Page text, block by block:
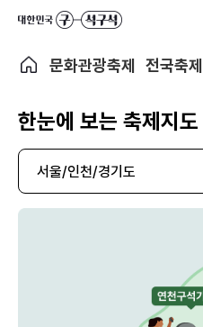
문화관광축제 전국축제
한눈에 보는 축제지도
서울/인천/경기도